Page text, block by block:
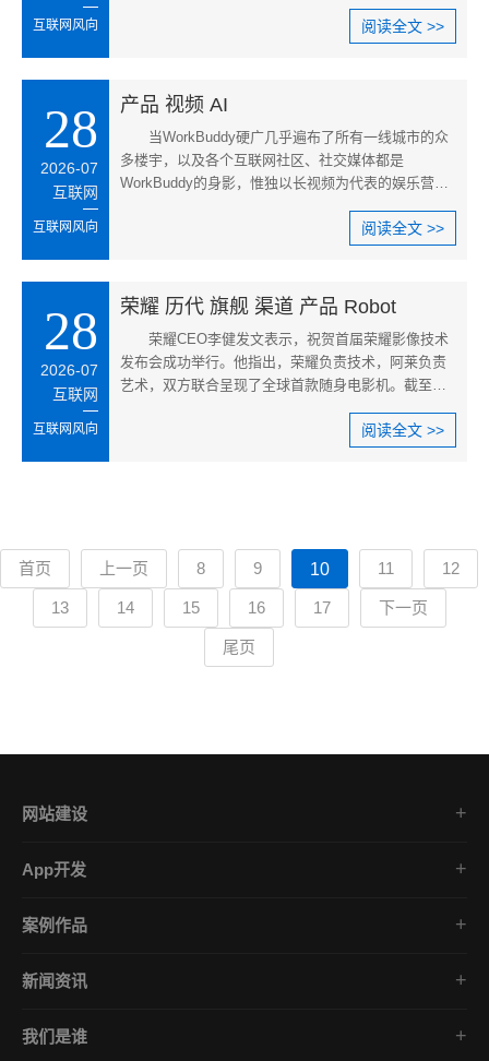
互联网风向 阅读全文 >>
28
2026-07
互联网
互联网风向
产品 视频 AI
当WorkBuddy硬广几乎遍布了所有一线城市的众
多楼宇，以及各个互联网社区、社交媒体都是
WorkBuddy的身影，惟独以长视频为代表的娱乐营
阅读全文 >>
28
2026-07
互联网
互联网风向
荣耀 历代 旗舰 渠道 产品 Robot
荣耀CEO李健发文表示，祝贺首届荣耀影像技术
发布会成功举行。他指出，荣耀负责技术，阿莱负责
艺术，双方联合呈现了全球首款随身电影机。截至目
阅读全文 >>
首页 上一页 8 9 10 11 12
13 14 15 16 17 下一页
尾页
网站建设
集团企业官网
营销网站设计
商城网站定制
App开发
电商App开发
金融App开发
社交App开发
案例作品
品牌网站建设
微信小程序
新闻资讯
学习课堂
我们是谁